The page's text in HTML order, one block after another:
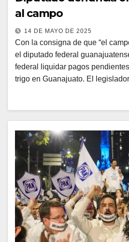
al campo
14 DE MAYO DE 2025
Con la consigna de que “el
el diputado federal
federal liquidar pagos
trigo en Guanajuato. El